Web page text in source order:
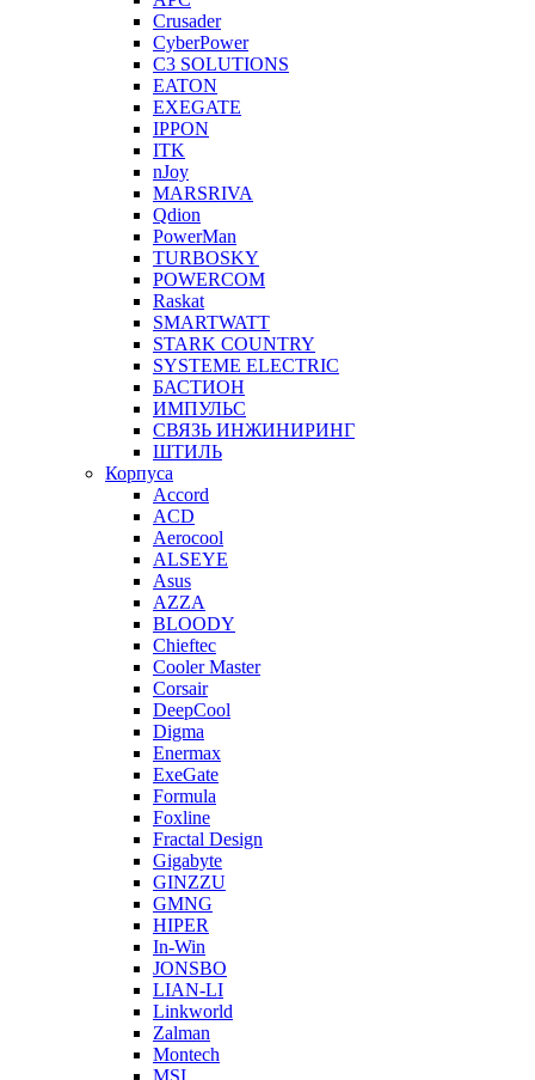
Crusader
CyberPower
C3 SOLUTIONS
EATON
EXEGATE
IPPON
ITK
nJoy
MARSRIVA
Qdion
PowerMan
TURBOSKY
POWERCOM
Raskat
SMARTWATT
STARK COUNTRY
SYSTEME ELECTRIC
БАСТИОН
ИМПУЛЬС
СВЯЗЬ ИНЖИНИРИНГ
ШТИЛЬ
Корпуса
Accord
ACD
Aerocool
ALSEYE
Asus
AZZA
BLOODY
Chieftec
Cooler Master
Corsair
DeepCool
Digma
Enermax
ExeGate
Formula
Foxline
Fractal Design
Gigabyte
GINZZU
GMNG
HIPER
In-Win
JONSBO
LIAN-LI
Linkworld
Zalman
Montech